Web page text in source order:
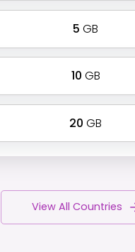
5 GB
10 GB
20 GB
View All Countries